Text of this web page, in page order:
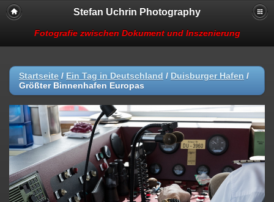
Stefan Uchrin Photography
Fotografie zwischen Dokument und Inszenierung
Startseite / Ein Tag in Deutschland / Duisburger Hafen /
Größter Binnenhafen Europas